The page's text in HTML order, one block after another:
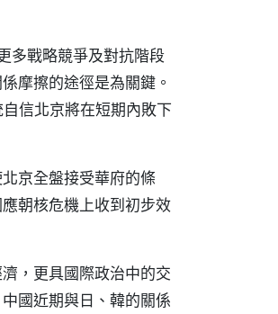
多戰略競爭及對抗階段
摩擦的途徑是為關鍵。
信北京將在短期內敗下
京全盤接受華府的條
朝核危機上收到初步效
，更具國際政治中的交
國近期與日、韓的關係